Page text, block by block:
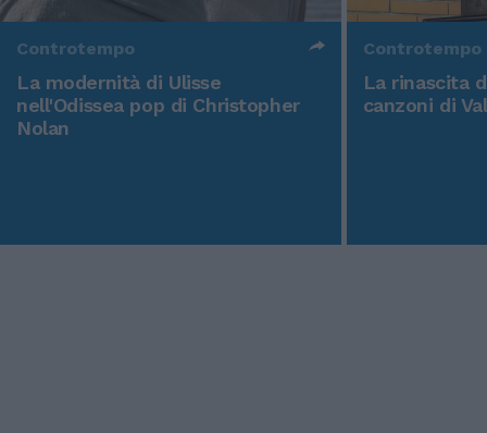
Controtempo
La modernità di Ulisse
nell'Odissea pop di Christopher
Nolan
Controtempo
La rinascita
canzoni di